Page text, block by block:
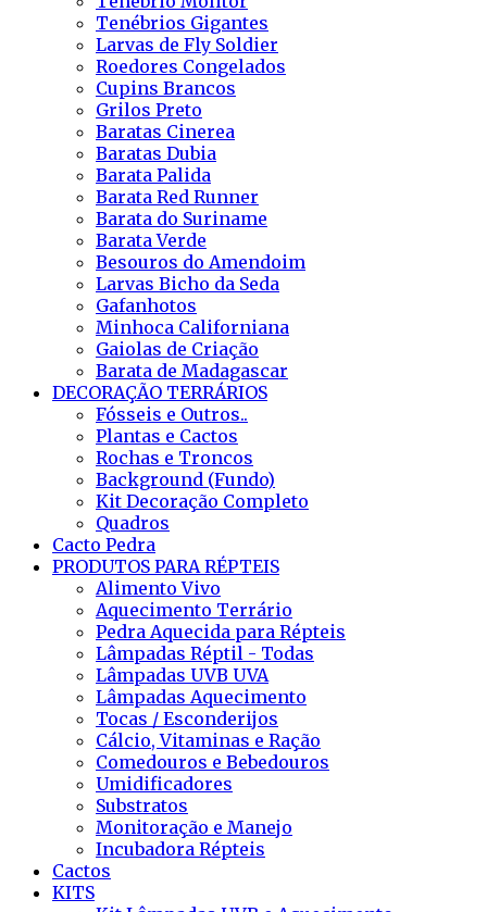
Tenébrios Gigantes
Larvas de Fly Soldier
Roedores Congelados
Cupins Brancos
Grilos Preto
Baratas Cinerea
Baratas Dubia
Barata Palida
Barata Red Runner
Barata do Suriname
Barata Verde
Besouros do Amendoim
Larvas Bicho da Seda
Gafanhotos
Minhoca Californiana
Gaiolas de Criação
Barata de Madagascar
DECORAÇÃO TERRÁRIOS
Fósseis e Outros..
Plantas e Cactos
Rochas e Troncos
Background (Fundo)
Kit Decoração Completo
Quadros
Cacto Pedra
PRODUTOS PARA RÉPTEIS
Alimento Vivo
Aquecimento Terrário
Pedra Aquecida para Répteis
Lâmpadas Réptil - Todas
Lâmpadas UVB UVA
Lâmpadas Aquecimento
Tocas / Esconderijos
Cálcio, Vitaminas e Ração
Comedouros e Bebedouros
Umidificadores
Substratos
Monitoração e Manejo
Incubadora Répteis
Cactos
KITS